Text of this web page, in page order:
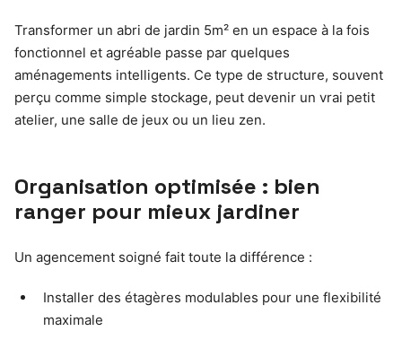
Transformer un abri de jardin 5m² en un espace à la fois
fonctionnel et agréable passe par quelques
aménagements intelligents. Ce type de structure, souvent
perçu comme simple stockage, peut devenir un vrai petit
atelier, une salle de jeux ou un lieu zen.
Organisation optimisée : bien
ranger pour mieux jardiner
Un agencement soigné fait toute la différence :
Installer des étagères modulables pour une flexibilité
maximale